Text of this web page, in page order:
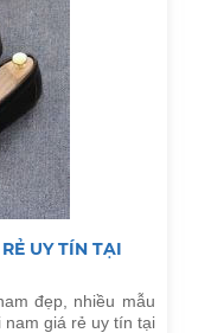
UY TÍN TẠI
đẹp, nhiều mẫu
nam giá rẻ uy tín tại